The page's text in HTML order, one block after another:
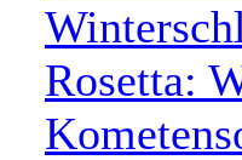
Rosetta: